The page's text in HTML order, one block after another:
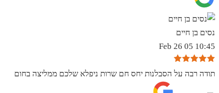
נסים בן חיים
10:45 05 Feb 26
תודה רבה על הסבלנות יחס חם שרות ניפלא שלכם ממליצה בחום